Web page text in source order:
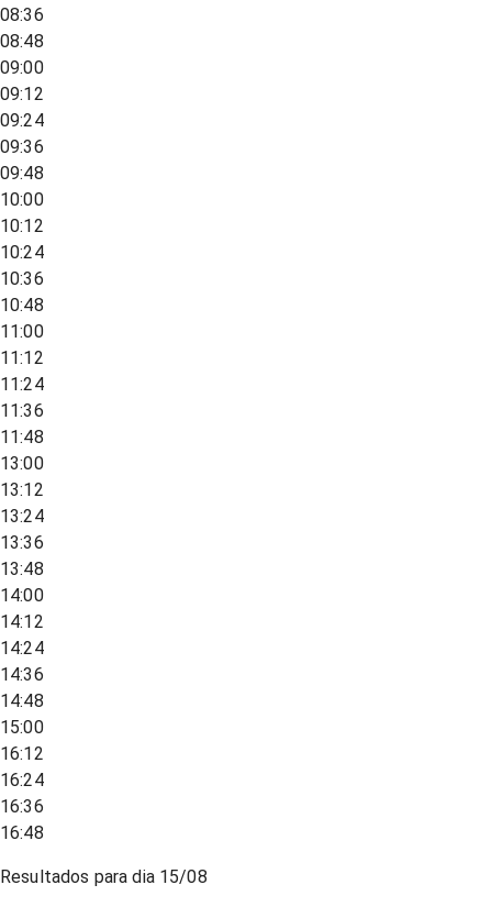
08:36
08:48
09:00
09:12
09:24
09:36
09:48
10:00
10:12
10:24
10:36
10:48
11:00
11:12
11:24
11:36
11:48
13:00
13:12
13:24
13:36
13:48
14:00
14:12
14:24
14:36
14:48
15:00
16:12
16:24
16:36
16:48
Resultados para dia 15/08